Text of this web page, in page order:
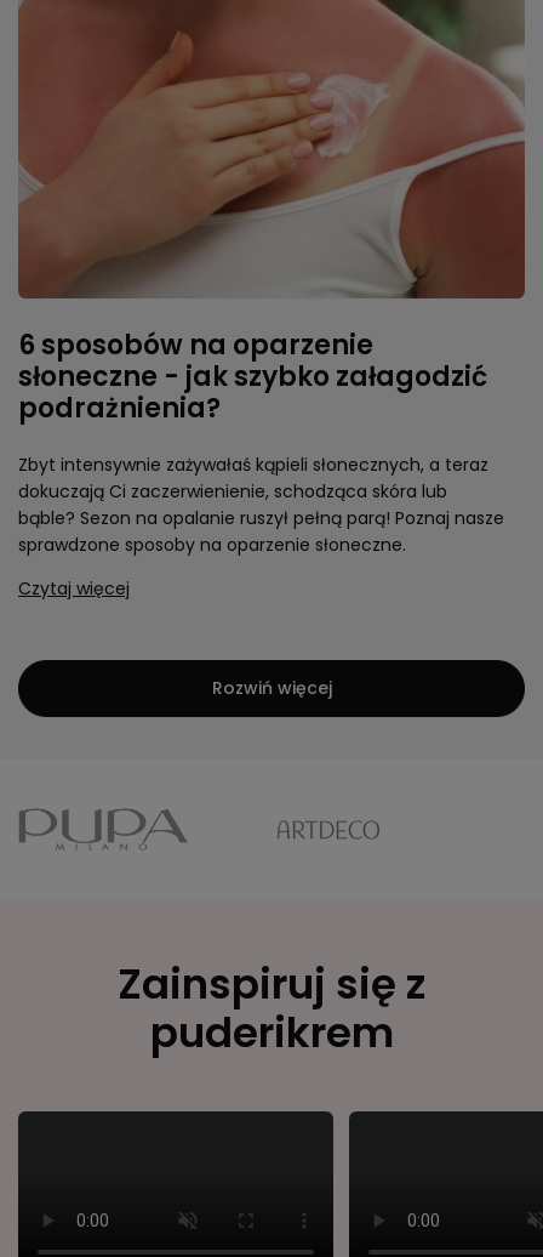
6 sposobów na oparzenie
słoneczne - jak szybko załagodzić
podrażnienia?
Zbyt intensywnie zażywałaś kąpieli słonecznych, a teraz
dokuczają Ci zaczerwienienie, schodząca skóra lub
bąble? Sezon na opalanie ruszył pełną parą! Poznaj nasze
sprawdzone sposoby na oparzenie słoneczne.
Czytaj więcej
Rozwiń więcej
Zainspiruj się z
puderikrem